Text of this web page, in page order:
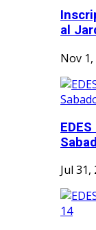
al
Nov
Jul 31,